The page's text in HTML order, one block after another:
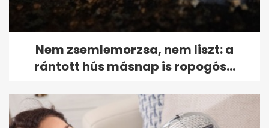
Nem zsemlemorzsa, nem liszt: a
rántott hús másnap is ropogós...